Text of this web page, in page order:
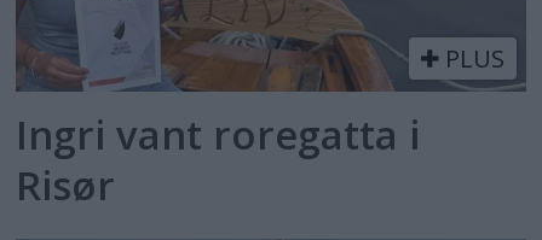
PLUS
Ingri vant roregatta i
Risør